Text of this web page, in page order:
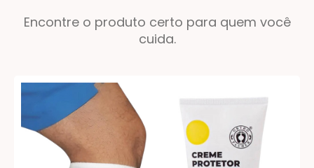
Encontre o produto certo para quem você
cuida.